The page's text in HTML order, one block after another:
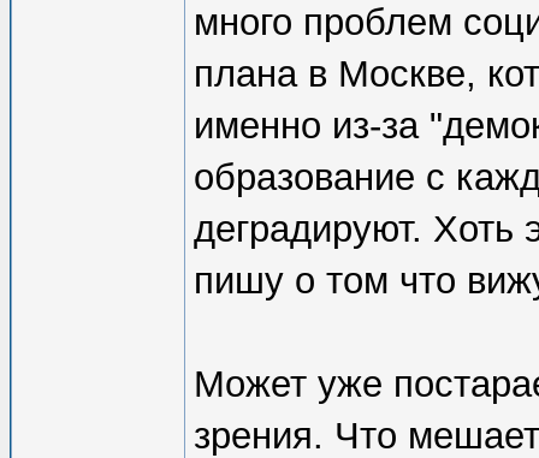
много проблем
плана в Москве,
именно из-за
образование с
деградируют. Хоть
пишу о том что
Может уже
зрения. Что